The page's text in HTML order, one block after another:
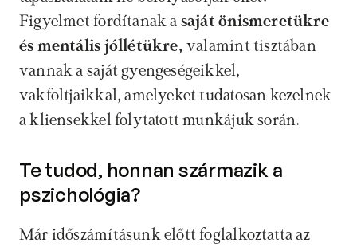
Figyelmet fordítanak a saját önismeretükre
és mentális jóllétükre, valamint tisztában
vannak a saját gyengeségeikkel,
vakfoltjaikkal, amelyeket tudatosan kezelnek
a kliensekkel folytatott munkájuk során.
Te tudod, honnan származik a
pszichológia?
Már időszámításunk előtt foglalkoztatta az